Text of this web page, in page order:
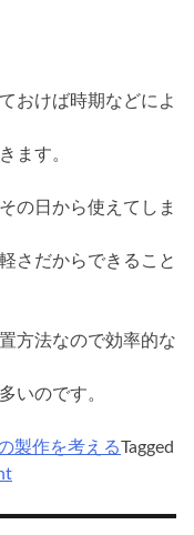
おけば時期などによ
ます。
の日から使えてしま
さだからできること
方法なので効率的な
いのです。
製作を考えるTagged
on